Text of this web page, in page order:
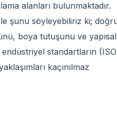
alanları bulunmaktadır.
şunu söyleyebiliriz ki;
boya tutuşunu ve yapısal
standartların (ISO
kaçınılmaz